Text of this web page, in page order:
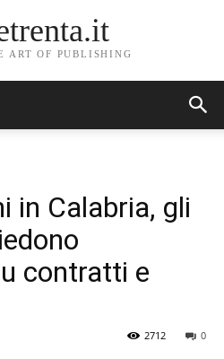
ART OF PUBLISHING
in Calabria, gli
contratti e
0
2712